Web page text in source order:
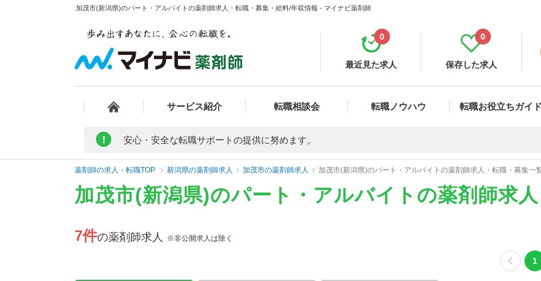
加茂市(新潟県)のパート・アルバイトの薬剤師求人・転職・募集・給料/年収情報 - マイナビ薬剤師
最近見た求人
0
保存した求人
0
サービス紹介 転職相談会 転職ノウハウ 転職お役立ちガイド
! 安心・安全な転職サポートの提供に努めます。
薬剤師の求人・転職TOP 新潟県の薬剤師求人 加茂市の薬剤師求人 加茂市(新潟県)のパート・アルバイトの薬剤師求人・転職・募集一
加茂市(新潟県)のパート・アルバイトの薬剤師求
7件の薬剤師求人 ※非公開求人は除く
1